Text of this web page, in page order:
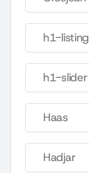
h1-listing
h1-slider
Haas
Hadjar